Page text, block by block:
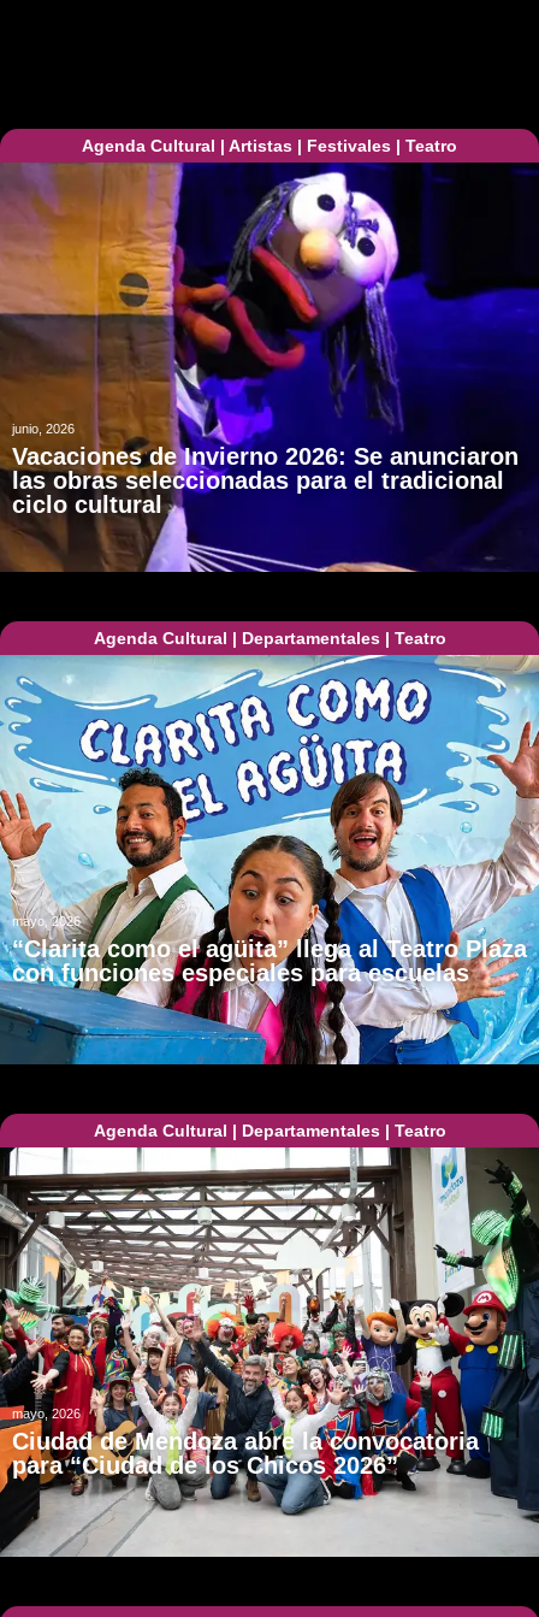
Agenda Cultural | Artistas | Festivales | Teatro
junio, 2026
Vacaciones de Invierno 2026: Se anunciaron
las obras seleccionadas para el tradicional
ciclo cultural
Agenda Cultural | Departamentales| Teatro
mayo, 2026
“Clarita como el agüita” llega al Teatro Plaza
con funciones especiales para escuelas
Agenda Cultural | Departamentales| Teatro
mayo, 2026
Ciudad de Mendoza abre la convocatoria
para “Ciudad de los Chicos 2026”